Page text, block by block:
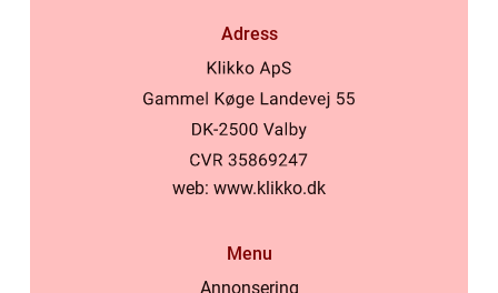
Adress
web: www.klikko.dk
Menu
Annonsering